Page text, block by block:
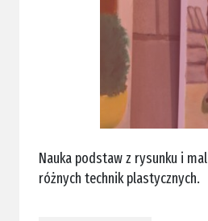
Nauka podstaw z rysunku i
różnych technik plastycznych.